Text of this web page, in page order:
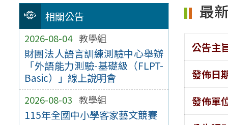
相關公告
2026-08-04 教學組
財團法人語言訓練測驗中心舉辦
「外語能力測驗-基礎級（FLPT-
Basic）」線上說明會
2026-08-03 教學組
115年全國中小學客家藝文競賽
最
公告主
發佈日
發佈單